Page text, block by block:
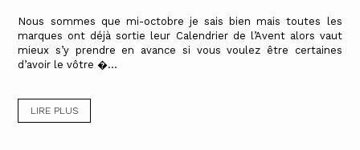
Nous sommes que mi-octobre je sais bien mais toutes les
marques ont déjà sortie leur Calendrier de l’Avent alors vaut
mieux s’y prendre en avance si vous voulez être certaines
d’avoir le vôtre ...
LIRE PLUS